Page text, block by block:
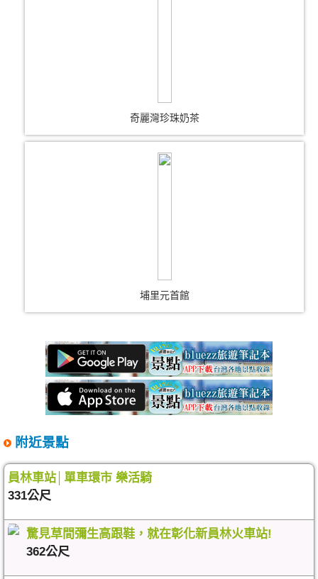
奇麗灣珍珠奶茶
埔里元首館
附近景點
員林車站│單車環市 樂活騎
331公尺
驚見草間彌生高跟鞋，就在彰化新員林火車站!
362公尺